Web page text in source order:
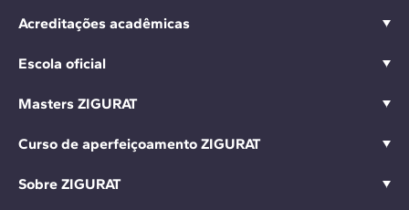
Acreditações acadêmicas
Escola oficial
Masters ZIGURAT
Curso de aperfeiçoamento ZIGURAT
Sobre ZIGURAT